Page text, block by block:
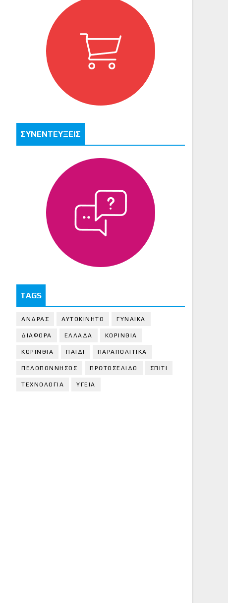
ΣΥΝΕΝΤΕΥΞΕΙΣ
TAGS
ΑΝΔΡΑΣ ΑΥΤΟΚΙΝΗΤΟ ΓΥΝΑΙΚΑ
ΔΙΑΦΟΡΑ ΕΛΛΑΔΑ ΚΟΡΙΝΘΙΑ
ΚΟΡΙΝΘΙA ΠΑΙΔΙ ΠΑΡΑΠΟΛΙΤΙΚΑ
ΠΕΛΟΠΟΝΝΗΣΟΣ ΠΡΩΤΟΣΕΛΙΔΟ ΣΠΙΤΙ
ΤΕΧΝΟΛΟΓΙΑ ΥΓΕΙΑ